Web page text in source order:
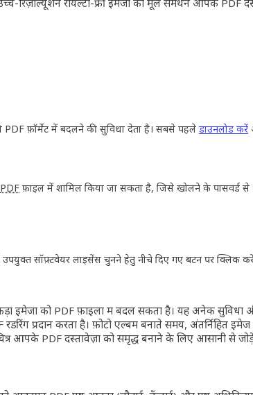
PDF फ़ॉर्मेट में बदलने की सुविधा देता है। सबसे पहले डाउनलोड करें
PDF फ़ाइल में शामिल किया जा सकता है, जिसे खोलने के पासवर्ड से
उपयुक्त सॉफ़्टवेयर लाइसेंस चुनने हेतु नीचे दिए गए बटन पर क्लिक
इमेजों को PDF फ़ाइलों में बदल सकता है। यह अनेक
रेंडरिंग प्रदान करता है। फ़ोटो एल्बम बनाते समय, अंतर्निहित
आपके PDF दस्तावेज़ों को समृद्ध बनाने के लिए आसानी से